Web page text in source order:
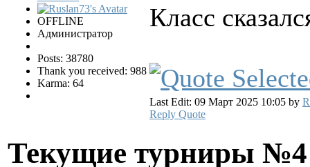
OFFLINE
Администратор
Posts: 38780
Thank you received: 988
Karma: 64
Класс
Last Edit: 09 Март 2025 10:05 by
Reply Quote
Текущие турниры